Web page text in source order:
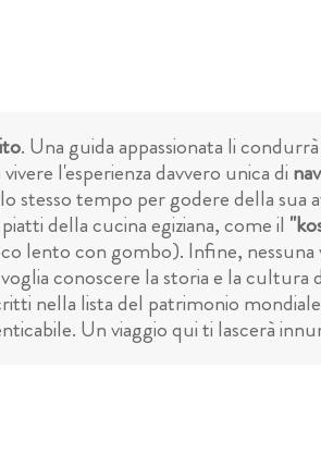
. Una guida appassionata li
l'esperienza davvero unica di
tempo per godere della sua
della cucina egiziana, come il
lento con gombo). Infine, nessuna
conoscere la storia e la
nella lista del patrimonio
Un viaggio qui ti lascerà